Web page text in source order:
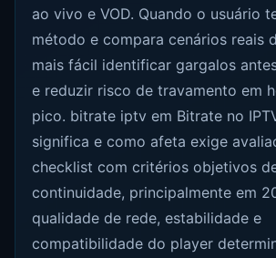
ao vivo e VOD. Quando o usuário
método e compara cenários reais
mais fácil identificar gargalos
e reduzir risco de travamento em
pico. bitrate iptv em Bitrate no
significa e como afeta exige
checklist com critérios objetivos
continuidade, principalmente em
qualidade de rede, estabilidade e
compatibilidade do player